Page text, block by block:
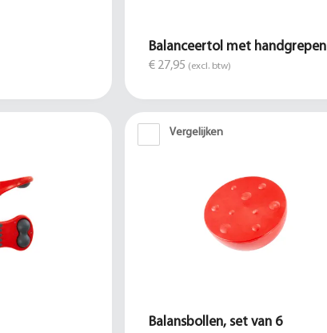
Balanceertol met handgrepen
€ 27,95 (excl. btw)
Vergelijken
Balansbollen, set van 6